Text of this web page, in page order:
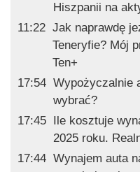
Hiszpanii na
11:22 Jak naprawdę
Teneryfie? Mój
Ten+
17:54 Wypożyczalnie
wybrać?
17:45
Ile kosztuje
2025 roku.
17:44 Wynajem auta